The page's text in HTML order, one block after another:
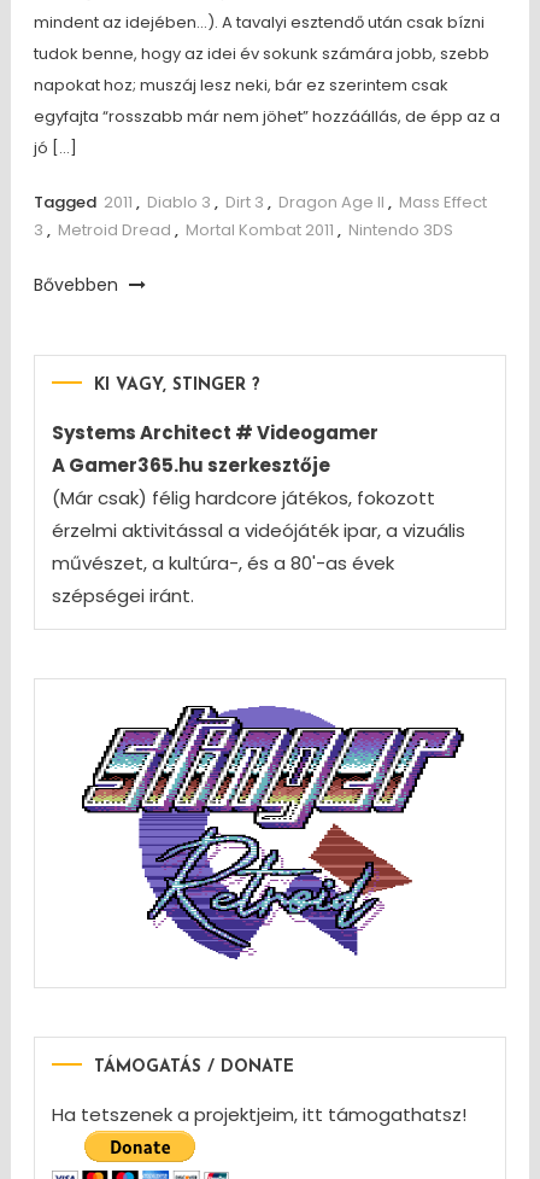
mindent az idejében…). A tavalyi esztendő után csak bízni
tudok benne, hogy az idei év sokunk számára jobb, szebb
napokat hoz; muszáj lesz neki, bár ez szerintem csak
egyfajta “rosszabb már nem jöhet” hozzáállás, de épp az a
jó […]
Tagged 2011 , Diablo 3 , Dirt 3 , Dragon Age II , Mass Effect
3 , Metroid Dread , Mortal Kombat 2011 , Nintendo 3DS
Bővebben
KI VAGY, STINGER ?
Systems Architect # Videogamer
A Gamer365.hu szerkesztője
(Már csak) félig hardcore játékos, fokozott
érzelmi aktivitással a videójáték ipar, a vizuális
művészet, a kultúra-, és a 80'-as évek
szépségei iránt.
TÁMOGATÁS / DONATE
Ha tetszenek a projektjeim, itt támogathatsz!